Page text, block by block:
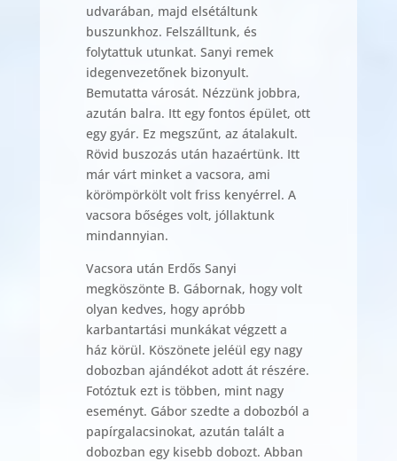
udvarában, majd elsétáltunk
buszunkhoz. Felszálltunk, és
folytattuk utunkat. Sanyi remek
idegenvezetőnek bizonyult.
Bemutatta városát. Nézzünk jobbra,
azután balra. Itt egy fontos épület, ott
egy gyár. Ez megszűnt, az átalakult.
Rövid buszozás után hazaértünk. Itt
már várt minket a vacsora, ami
körömpörkölt volt friss kenyérrel. A
vacsora bőséges volt, jóllaktunk
mindannyian.
Vacsora után Erdős Sanyi
megköszönte B. Gábornak, hogy volt
olyan kedves, hogy apróbb
karbantartási munkákat végzett a
ház körül. Köszönete jeléül egy nagy
dobozban ajándékot adott át részére.
Fotóztuk ezt is többen, mint nagy
eseményt. Gábor szedte a dobozból a
papírgalacsinokat, azután talált a
dobozban egy kisebb dobozt. Abban